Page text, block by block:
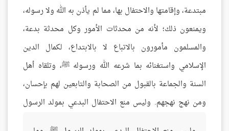
مبتدعة، وإقامتها والاحتفال بها، مما لم يأذن به الله ولا رسوله،
ويمنعون ذلك؛ لأنه من محدثات الأمور وكل محدثة بدعة،
والمسلمون مأمورون بالاتباع لا بالابتداع، لكمال الدين
الإسلامي واستغنائه بما شرعه الله ورسوله ﷺ، وتلقاه أهل
السنة والجماعة بالقبول من الصحابة والتابعين لهم بإحسان،
ومن نهج نهجهم. وليس منع الاحتفال البدعي بمولد الرسول